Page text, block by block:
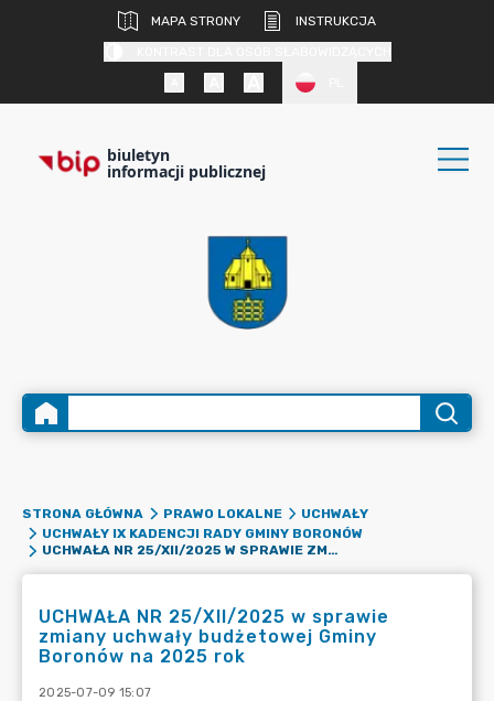
MAPA STRONY
INSTRUKCJA
biuletyn
informacji publicznej
STRONA GŁÓWNA PRAWO LOKALNE
UCHWAŁY
UCHWAŁY IX KADENCJI RADY GMINY BORONÓW
UCHWAŁA NR 25/XII/2025 W SPRAWIE ZMIANY UCHWAŁY BUDŻETOWEJ GMINY BORONÓW NA 2025 ROK
UCHWAŁA NR 25/XII/2025 w sprawie
zmiany uchwały budżetowej Gminy
Boronów na 2025 rok
2025-07-09 15:07